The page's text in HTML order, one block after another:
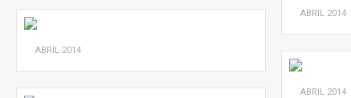
ABRIL 2014
ABRIL 2014
ABRIL 2014